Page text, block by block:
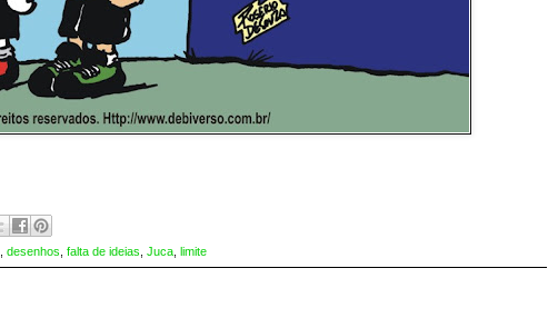
desenhos falta de ideias Juca limite